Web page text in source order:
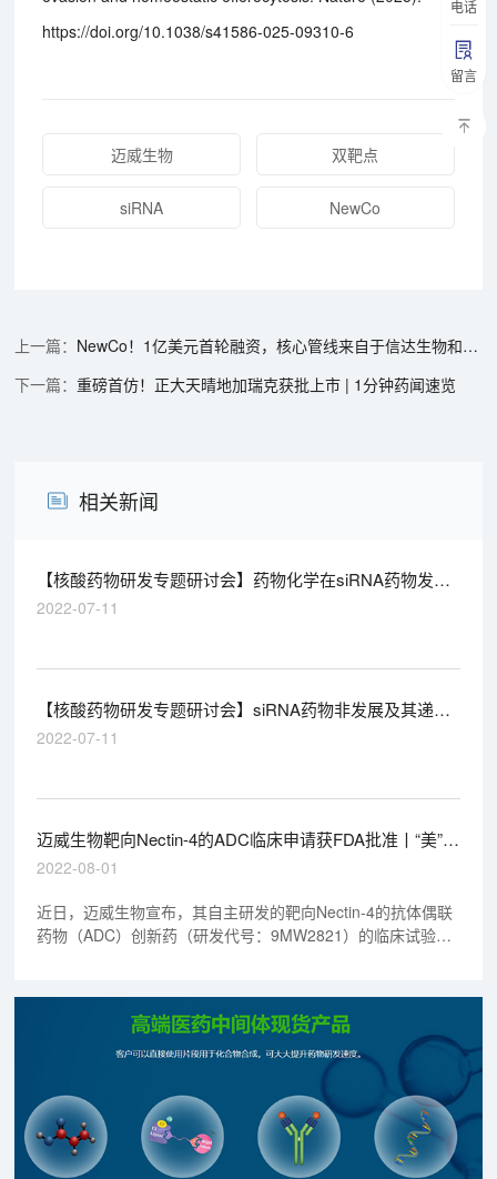
电话
留言
https://doi.org/10.1038/s41586-025-09310-6
迈威生物 双靶点
siRNA NewCo
NewCo！1亿美元首轮融资，核心管线来自于信达生物和橙帆医药 | 1分钟药闻速览
重磅首仿！正大天晴地加瑞克获批上市 | 1分钟药闻速览
相关新闻
【核酸药物研发专题研讨会】药物化学在siRNA药物发现
中的应用
2022-07-11
【核酸药物研发专题研讨会】siRNA药物非发展及其递送
系统的挑战
2022-07-11
迈威生物靶向Nectin-4的ADC临床申请获FDA批准丨“美”天
新药事
2022-08-01
近日，迈威生物宣布，其自主研发的靶向Nectin-4的抗体偶联
药物（ADC）创新药（研发代号：9MW2821）的临床试验申
验。